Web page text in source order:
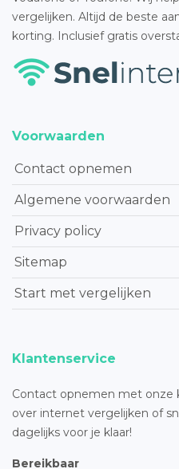
vergelijken. Altijd de beste
korting. Inclusief gratis
Voorwaarden
Contact opnemen
Algemene voorwaarden
Privacy policy
Sitemap
Start met vergelijken
Klantenservice
Contact opnemen met onze
over internet vergelijken of
dagelijks voor je klaar!
Bereikbaar